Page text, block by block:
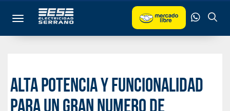
Toggle navigation
Alta potencia y funcionalidad
para un gran numero de